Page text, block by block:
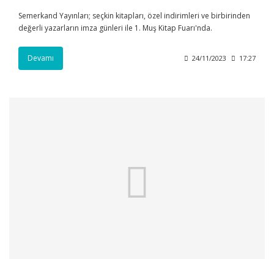
Semerkand Yayınları; seçkin kitapları, özel indirimleri ve birbirinden
değerli yazarların imza günleri ile 1. Muş Kitap Fuarı'nda.
Devamı 24/11/2023 17:27